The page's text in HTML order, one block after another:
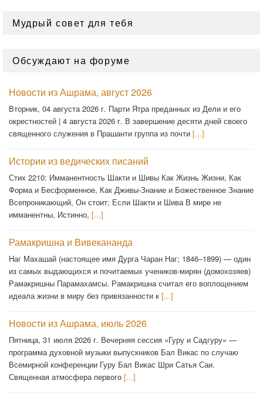
Мудрый совет для тебя
Обсуждают на форуме
Новости из Ашрама, август 2026
Вторник, 04 августа 2026 г. Парти Ятра преданных из Дели и его
окрестностей | 4 августа 2026 г. В завершение десяти дней своего
священного служения в Прашанти группа из почти [...]
Истории из ведических писаний
Стих 2210: Имманентность Шакти и Шивы Как Жизнь Жизни, Как
Форма и Бесформенное, Как Дживы-Знание и Божественное Знание
Всепроникающий, Он стоит; Если Шакти и Шива В мире не
имманентны, Истинно, [...]
Рамакришна и Вивекананда
Наг Махашай (настоящее имя Дурга Чаран Наг; 1846–1899) — один
из самых выдающихся и почитаемых учеников-мирян (домохозяев)
Рамакришны Парамахамсы. Рамакришна считал его воплощением
идеала жизни в миру без привязанности к [...]
Новости из Ашрама, июль 2026
Пятница, 31 июля 2026 г. Вечерняя сессия «Гуру и Садгуру» —
программа духовной музыки выпускников Бал Викас по случаю
Всемирной конференции Гуру Бал Викас Шри Сатья Саи.
Священная атмосфера первого [...]